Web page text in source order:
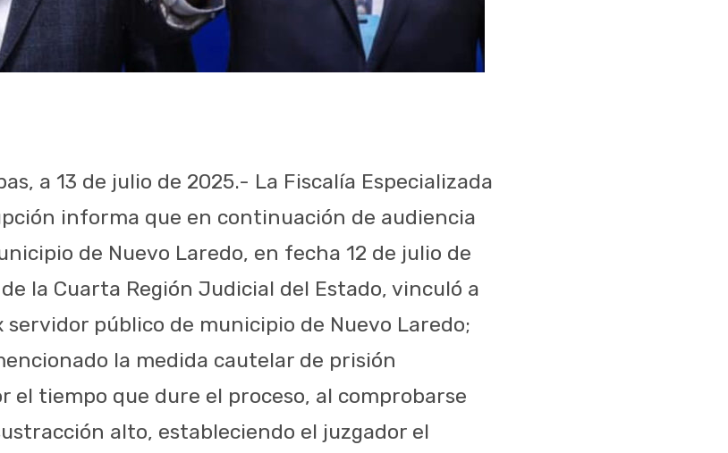
a 13 de julio de 2025.- La Fiscalía Especializada
informa que en continuación de audiencia
de Nuevo Laredo, en fecha 12 de julio de
la Cuarta Región Judicial del Estado, vinculó a
servidor público de municipio de Nuevo Laredo;
la medida cautelar de prisión
el tiempo que dure el proceso, al comprobarse
alto, estableciendo el juzgador el